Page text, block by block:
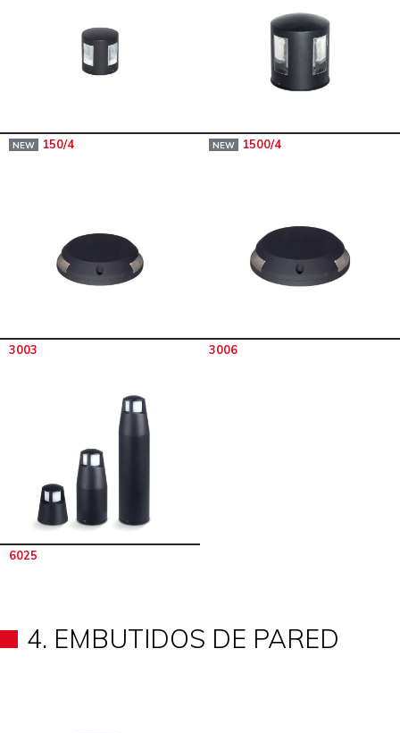
NEW 150/4 NEW 1500/4
3003 3006
6025
4. EMBUTIDOS DE PARED